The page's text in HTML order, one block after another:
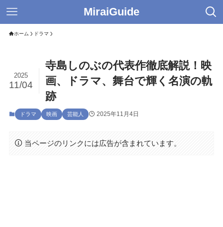
MiraiGuide
ホーム ドラマ
寺島しのぶの代表作徹底解説！映
画、ドラマ、舞台で輝く名演の軌
跡
2025
11/04
ドラマ 映画 芸能人 2025年11月4日
当ページのリンクには広告が含まれています。